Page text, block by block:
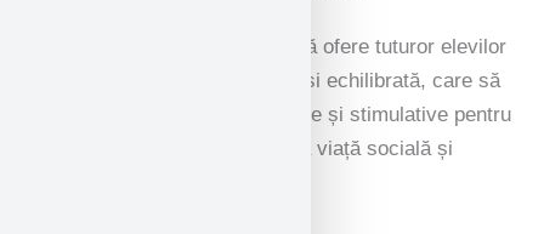
Colegiul National își propune să ofere tuturor elevilor
sai o programă școlară amplă și echilibrată, care să
ofere activități recompensatoare și stimulative pentru
a-i pregăti pentru cea mai bună viață socială și